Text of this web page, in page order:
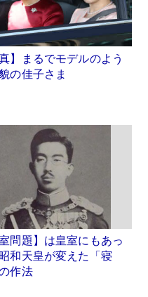
真】まるでモデルのよう
の佳子さま
室問題】は皇室にもあっ
和天皇が変えた「寝
作法